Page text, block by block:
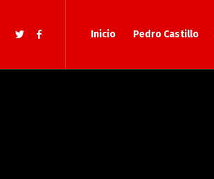
Inicio Pedro Castillo